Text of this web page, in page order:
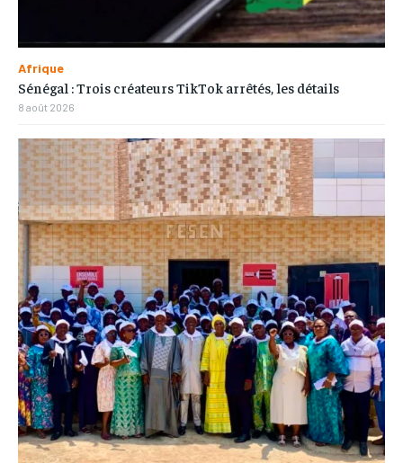
Afrique
Sénégal : Trois créateurs TikTok arrêtés, les détails
8 août 2026